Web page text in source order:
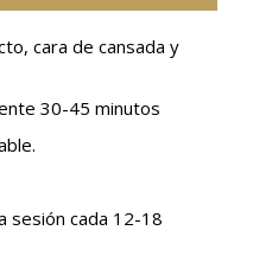
cara de cansada y
30-45 minutos
sesión cada 12-18